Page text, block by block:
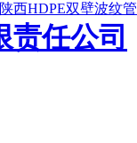
陕西HDPE双壁波纹管